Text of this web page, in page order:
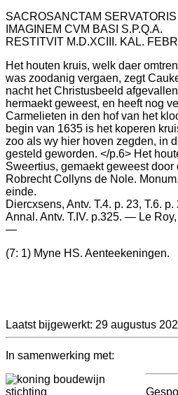
SACROSANCTAM SERVATORIS
IMAGINEM CVM BASI S.P.Q.A.
RESTITVIT M.D.XCIII. KAL.
Het houten kruis, welk daer
was zoodanig vergaen, zegt
nacht het Christusbeeld
hermaekt geweest, en heeft nog
Carmelieten in den hof van het
begin van 1635 is het koperen
zoo als wy hier hoven zegden, in
gesteld geworden. </p.6> Het
Sweertius, gemaekt geweest door
Robrecht Collyns de Nole.
einde.
Diercxsens, Antv. T.4. p. 23, T.6.
Annal. Antv. T.IV. p.325. — Le
—
(7: 1) Myne HS. Aenteekeningen.
Laatst bijgewerkt: 29 augustus
In samenwerking met: